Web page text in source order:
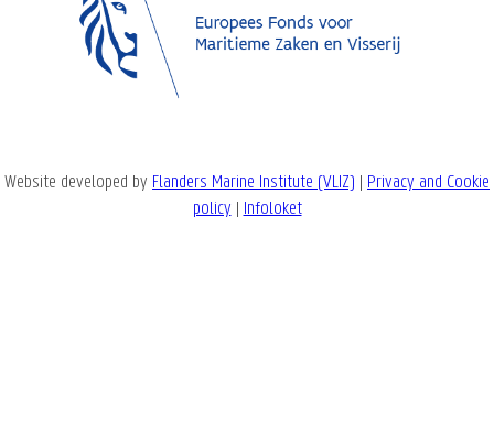
Website developed by Flanders Marine Institute (VLIZ) | Privacy and Cookie
policy | Infoloket